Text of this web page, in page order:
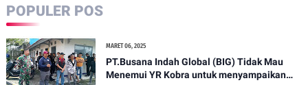
POPULER POS
MARET 06, 2025
PT.Busana Indah Global (BIG) Tidak Mau
Menemui YR Kobra untuk menyampaikan